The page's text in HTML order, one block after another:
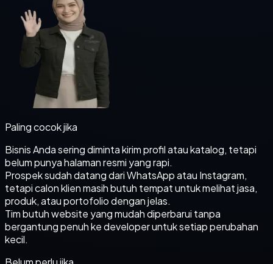
Paling cocok jika
Bisnis Anda sering diminta kirim profil atau katalog, tetapi
belum punya halaman resmi yang rapi.
Prospek sudah datang dari WhatsApp atau Instagram,
tetapi calon klien masih butuh tempat untuk melihat jasa,
produk, atau portofolio dengan jelas.
Tim butuh website yang mudah diperbarui tanpa
bergantung penuh ke developer untuk setiap perubahan
kecil.